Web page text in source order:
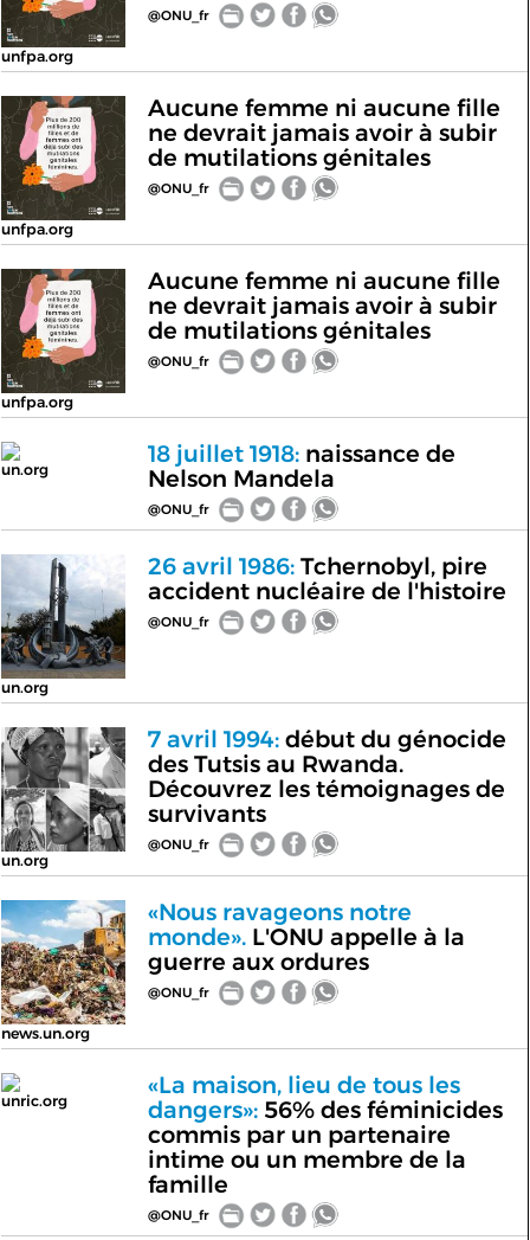
unfpa.org
@ONU_fr
unfpa.org
Aucune femme ni aucune fille
ne devrait jamais avoir à subir
de mutilations génitales
@ONU_fr
unfpa.org
Aucune femme ni aucune fille
ne devrait jamais avoir à subir
de mutilations génitales
@ONU_fr
un.org
18 juillet 1918:naissance de
Nelson Mandela
@ONU_fr
un.org
26 avril 1986:Tchernobyl, pire
accident nucléaire de l'histoire
@ONU_fr
un.org
7 avril 1994:début du génocide
des Tutsis au Rwanda.
Découvrez les témoignages de
survivants
@ONU_fr
news.un.org
«Nous ravageons notre
monde».L'ONU appelle à la
guerre aux ordures
@ONU_fr
unric.org
«La maison, lieu de tous les
dangers»:56% des féminicides
commis par un partenaire
intime ou un membre de la
famille
@ONU_fr